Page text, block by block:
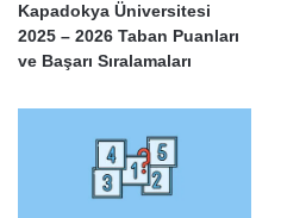
Kapadokya Üniversitesi
2025 – 2026 Taban Puanları
ve Başarı Sıralamaları